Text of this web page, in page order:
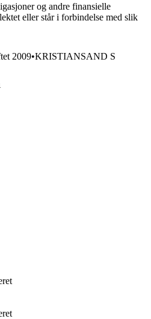
og andre finansielle
eller står i forbindelse med slik
2009•KRISTIANSAND S